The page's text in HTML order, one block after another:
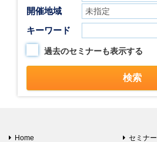
開催地域
キーワード
過去のセミナーも表示する
Home
セミナー